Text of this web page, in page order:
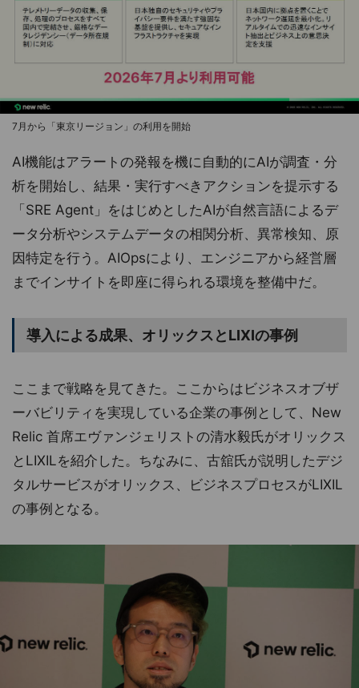
7月から「東京リージョン」の利用を開始
AI機能はアラートの発報を機に自動的にAIが調査・分
析を開始し、結果・実行すべきアクションを提示する
「SRE Agent」をはじめとしたAIが自然言語によるデ
ータ分析やシステムデータの相関分析、異常検知、原
因特定を行う。AIOpsにより、エンジニアから経営層
までインサイトを即座に得られる環境を整備中だ。
導入による成果、オリックスとLIXIの事例
ここまで戦略を見てきた。ここからはビジネスオブザ
ーバビリティを実現している企業の事例として、New
Relic 首席エヴァンジェリストの清水毅氏がオリックス
とLIXILを紹介した。ちなみに、古舘氏が説明したデジ
タルサービスがオリックス、ビジネスプロセスがLIXIL
の事例となる。